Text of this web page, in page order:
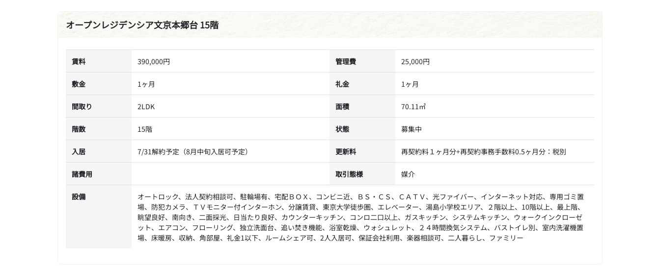
オープンレジデンシア文京本郷台 15階
賃料 390,000円 管理費 25,000円
敷金 1ヶ月 礼金 1ヶ月
間取り 2LDK 面積 70.11㎡
階数 15階 状態 募集中
入居 7/31解約予定（8月中旬入居可予定） 更新料 再契約料１ヶ月分+再契約事務手数料0.5ヶ月分：税別
諸費用 取引態様 媒介
設備
オートロック、法人契約相談可、駐輪場有、宅配ＢＯＸ、コンビニ近、ＢＳ・ＣＳ、ＣＡＴＶ、光ファイバー、インターネット対応、専用ゴミ置
場、防犯カメラ、ＴＶモニター付インターホン、分譲賃貸、東京大学徒歩圏、エレベーター、湯島小学校エリア、２階以上、10階以上、最上階、
眺望良好、南向き、二面採光、日当たり良好、カウンターキッチン、コンロ二口以上、ガスキッチン、システムキッチン、ウォークインクローゼ
ット、エアコン、フローリング、独立洗面台、追い焚き機能、浴室乾燥、ウォシュレット、２４時間換気システム、バストイレ別、室内洗濯機置
場、床暖房、収納、角部屋、礼金1以下、ルームシェア可、2人入居可、保証会社利用、楽器相談可、二人暮らし、ファミリー